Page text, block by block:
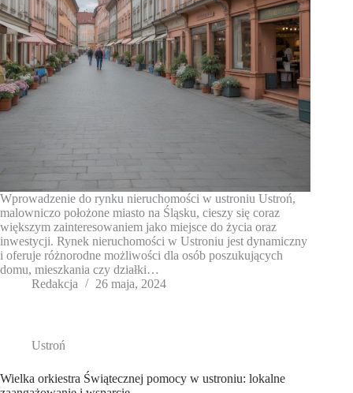
Wprowadzenie do rynku nieruchomości w ustroniu Ustroń,
malowniczo położone miasto na Śląsku, cieszy się coraz
większym zainteresowaniem jako miejsce do życia oraz
inwestycji. Rynek nieruchomości w Ustroniu jest dynamiczny
i oferuje różnorodne możliwości dla osób poszukujących
domu, mieszkania czy działki…
Redakcja
26 maja, 2024
Ustroń
Wielka orkiestra Świątecznej pomocy w ustroniu: lokalne